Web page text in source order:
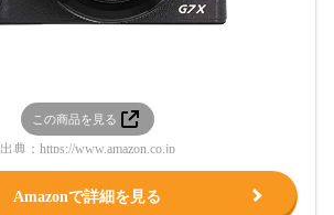
この商品を見る
出典： https://www.amazon.co.jp
Amazonで詳細を見る